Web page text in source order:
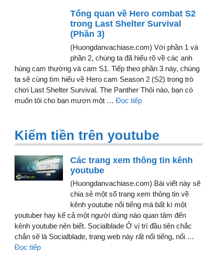
Tổng quan về Hero combat S2
trong Last Shelter Survival
(Phần 3)
(Huongdanvachiase.com) Với phần 1 và
phần 2, chúng ta đã hiểu rõ về các anh
hùng cam thường và cam S1. Tiếp theo phần 3 này, chúng
ta sẽ cùng tìm hiểu về Hero cam Season 2 (S2) trong trò
chơi Last Shelter Survival. The Panther Thôi nào, bạn có
muốn tôi cho bạn mượn một … Đọc tiếp
Kiếm tiền trên youtube
Các trang xem thông tin kênh
youtube
(Huongdanvachiase.com) Bài viết này sẽ
chia sẻ một số trang xem thông tin về
kênh youtube nổi tiếng mà bất kì một
youtuber hay kể cả một người dùng nào quan tâm đến
kênh youtube nên biết. Socialblade Ở vị trí đầu tiên chắc
chắn sẽ là Socialblade, trang web này rất nổi tiếng, nổi …
Đọc tiếp